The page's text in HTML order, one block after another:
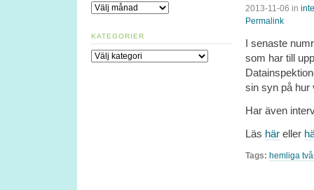
2013-11-06 in
Permalink
I senaste
som har till
sin syn på hur
Har även
Läs här eller
Tags: hemliga
Arkiv
KATEGORIER
Kategorier